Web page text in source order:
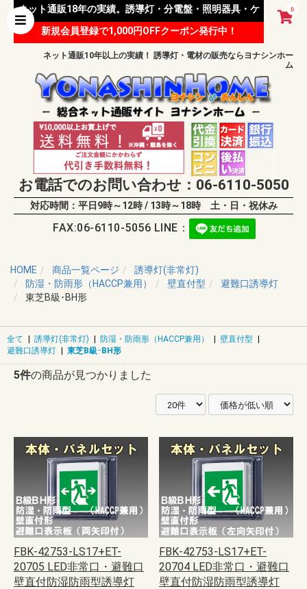
0
ネット通販18年の実績。誘導灯・分電盤・照明器具・ケ
ーブル等 様々な資材を取り扱っています。
新規会員登録で1,000円OFFクーポン発行中！
ネット通販10年以上の実績！ 誘導灯・電材の販売ならヨナシンホー
ム
お電話でのお問い合わせ：06-6110-5050
対応時間：平日9時～12時 / 13時～18時 土・日・祝休み
FAX:06-6110-5056 LINE：
HOME 商品一覧ページ
誘導灯(非常灯)
防湿・防雨形（HACCP兼用）
壁直付型
避難口誘導灯
東芝B級･BH形
全て | 誘導灯(非常灯) | 防湿・防雨形（HACCP兼用） | 壁直付型 |
避難口誘導灯 | 東芝B級･BH形
5件の商品が見つかりました
FBK-42753-LS17+ET-
20705 LED非常口・避難口
壁直付防湿防雨型誘導灯
FBK-42753-LS17+ET-
20704 LED非常口・避難口
壁直付防湿防雨型誘導灯